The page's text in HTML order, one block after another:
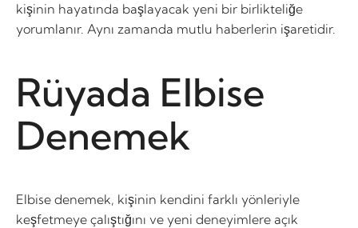
kişinin hayatında başlayacak yeni bir birlikteliğe
yorumlanır. Aynı zamanda mutlu haberlerin işaretidir.
Rüyada Elbise
Denemek
Elbise denemek, kişinin kendini farklı yönleriyle
keşfetmeye çalıştığını ve yeni deneyimlere açık